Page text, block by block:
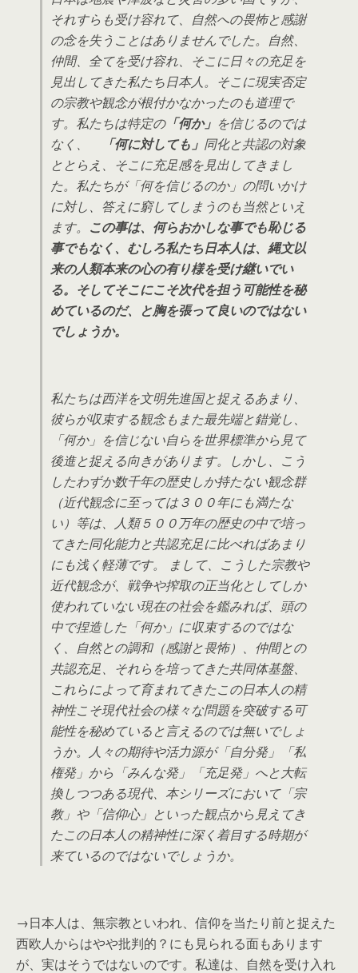
それすらも受け容れて、自然への畏怖と感謝
の念を失うことはありませんでした。自然、
仲間、全てを受け容れ、そこに日々の充足を
見出してきた私たち日本人。そこに現実否定
の宗教や観念が根付かなかったのも道理で
す。私たちは特定の「何か」 を信じるのでは
なく、
「何に対しても」 同化と共認の対象
ととらえ、そこに充足感を見出してきまし
た。私たちが「何を信じるのか」の問いかけ
に対し、答えに窮してしまうのも当然といえ
ます。 この事は、何らおかしな事でも恥じる
事でもなく、むしろ私たち日本人は、縄文以
来の人類本来の心の有り様を受け継いでい
る。 そしてそこにこそ次代を担う可能性を秘
めているのだ、と胸を張って良いのではない
でしょうか。
私たちは西洋を文明先進国と捉えるあまり、
彼らが収束する観念もまた最先端と錯覚し、
「何か」を信じない自らを世界標準から見て
後進と捉える向きがあります。しかし、こう
したわずか数千年の歴史しか持たない観念群
（近代観念に至っては３００年にも満たな
い）等は、人類５００万年の歴史の中で培っ
てきた同化能力と共認充足に比べればあまり
にも浅く軽薄です。 まして、こうした宗教や
近代観念が、戦争や搾取の正当化としてしか
使われていない現在の社会を鑑みれば、頭の
中で捏造した「何か」に収束するのではな
く、自然との調和（感謝と畏怖）、仲間との
共認充足、それらを培ってきた共同体基盤、
これらによって育まれてきたこの日本人の精
神性こそ現代社会の様々な問題を突破する可
能性を秘めていると言えるのでは無いでしょ
うか。人々の期待や活力源が「自分発」「私
権発」から「みんな発」「充足発」へと大転
換しつつある現代、本シリーズにおいて「宗
教」や「信仰心」といった観点から見えてき
たこの日本人の精神性に深く着目する時期が
来ているのではないでしょうか。
→日本人は、無宗教といわれ、信仰を当たり前と捉えた
西欧人からはやや批判的？にも見られる面もあります
が、実はそうではないのです。私達は、自然を受け入れ